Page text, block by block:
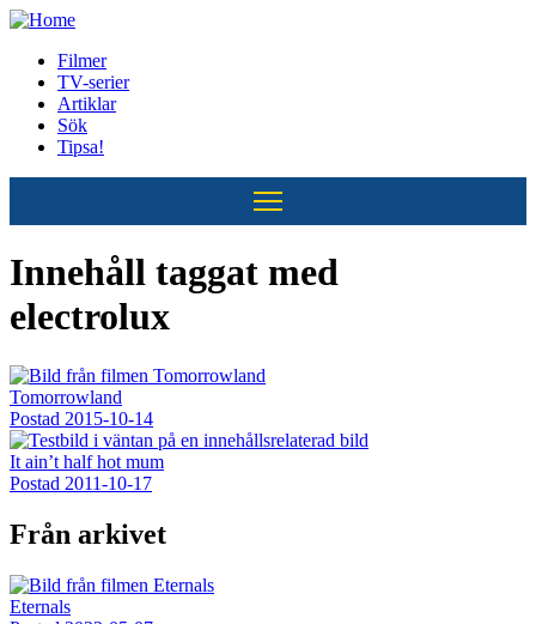
Hoppa
huvudinnehåll
Huvudmeny
Filmer
TV-serier
Artiklar
Sök
Tipsa!
Innehåll taggat med
electrolux
Tomorrowland
Postad 2015-10-14
It ain’t half hot mum
Postad 2011-10-17
Från arkivet
Eternals